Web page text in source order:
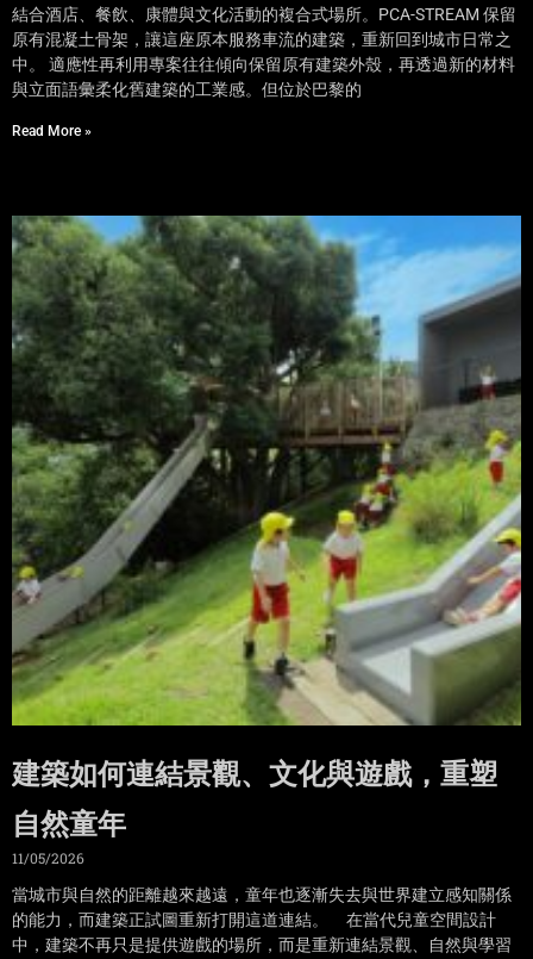
結合酒店、餐飲、康體與文化活動的複合式場所。PCA-STREAM 保留
原有混凝土骨架，讓這座原本服務車流的建築，重新回到城市日常之
中。 適應性再利用專案往往傾向保留原有建築外殼，再透過新的材料
與立面語彙柔化舊建築的工業感。但位於巴黎的
Read More »
建築如何連結景觀、文化與遊戲，重塑
自然童年
11/05/2026
當城市與自然的距離越來越遠，童年也逐漸失去與世界建立感知關係
的能力，而建築正試圖重新打開這道連結。 在當代兒童空間設計
中，建築不再只是提供遊戲的場所，而是重新連結景觀、自然與學習